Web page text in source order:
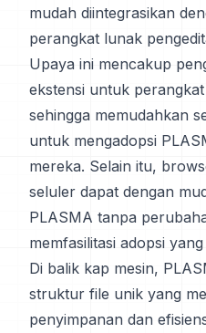
mudah diintegrasikan
perangkat lunak
Upaya ini mencakup
ekstensi untuk
sehingga memudahkan
untuk mengadopsi
mereka. Selain itu,
seluler dapat dengan
PLASMA tanpa
memfasilitasi adopsi
Di balik kap mesin,
struktur file unik yang
penyimpanan dan